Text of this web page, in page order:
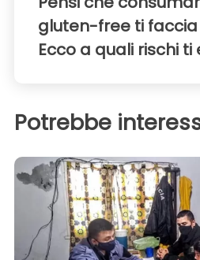
gluten-free ti
Ecco a quali rischi ti
Potrebbe